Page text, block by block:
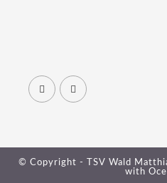
© Copyright - TSV Wald
with